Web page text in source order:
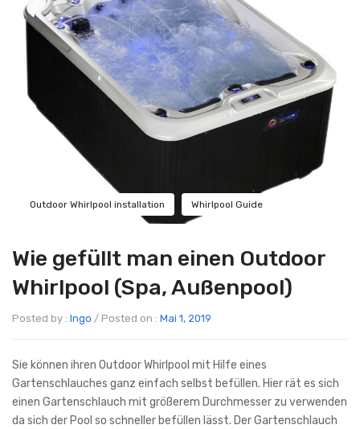
Outdoor Whirlpool installation Whirlpool Guide
Wie gefüllt man einen Outdoor
Whirlpool (Spa, Außenpool)
Posted by : Ingo / Posted on : Mai 1, 2019
Sie können ihren Outdoor Whirlpool mit Hilfe eines
Gartenschlauches ganz einfach selbst befüllen. Hier rät es sich
einen Gartenschlauch mit größerem Durchmesser zu verwenden
da sich der Pool so schneller befüllen lässt. Der Gartenschlauch